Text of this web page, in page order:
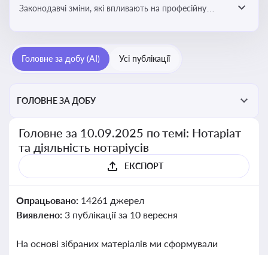
Законодавчі зміни, які впливають на професійну
Головне за добу (AI) Усі публікації
ГОЛОВНЕ ЗА ДОБУ
Головне за 10.09.2025 по темі: Нотаріат
та діяльність нотаріусів
ЕКСПОРТ
Опрацьовано: 14261 джерел
Виявлено: 3 публікації за 10 вересня
На основі зібраних матеріалів ми сформували